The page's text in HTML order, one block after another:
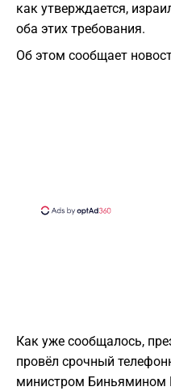
как утверждается,
оба этих требования.
Об этом сообщает
Как уже сообщалось,
провёл срочный
министром Биньямином